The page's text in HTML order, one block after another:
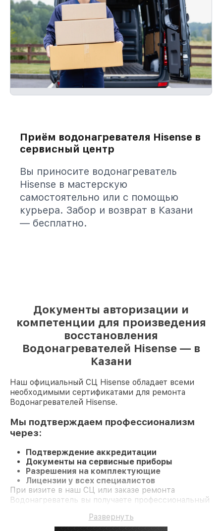
Приём водонагревателя Hisense в
сервисный центр
Вы приносите водонагреватель
Hisense в мастерскую
самостоятельно или с помощью
курьера. Забор и возврат в Казани
— бесплатно.
Документы авторизации и
компетенции для произведения
восстановления
Водонагревателей Hisense — в
Казани
Наш официальный СЦ Hisense обладает всеми
необходимыми сертификатами для ремонта
Водонагревателей Hisense.
Мы подтверждаем профессионализм
через:
Подтверждение аккредитации
Документы на сервисные приборы
Разрешения на комплектующие
Лицензии у всех специалистов
При визите в наш СЦ или заказе ремонта
Водонагреватель вы получаете профессиональный
Развернуть